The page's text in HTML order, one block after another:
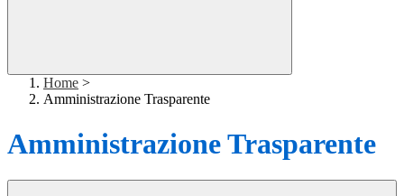
Home >
Amministrazione Trasparente
Amministrazione Trasparente